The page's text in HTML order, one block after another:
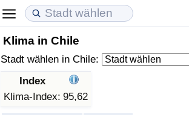
Klima in Chile
Stadt wählen in Chile:
Index
Klima-Index: 95,62
Lebenshaltungskosten
Lebenshaltungskosten-Index (aktuell)
Lebenshaltungskosten-Index
Immobilienpreise
Immobilienpreis-Index (aktuell)
Immobilienpreis-Index
Lebensqualität
Lebensqualität-Index
Lebensqualität-Index (aktuell)